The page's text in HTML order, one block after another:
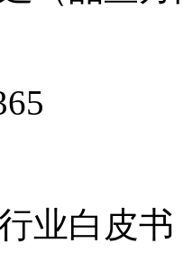
业白皮